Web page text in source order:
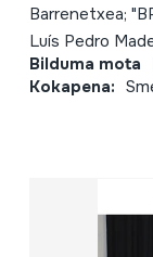
Barrenetxea;
Luís Pedro
Bilduma mota
Kokapena: